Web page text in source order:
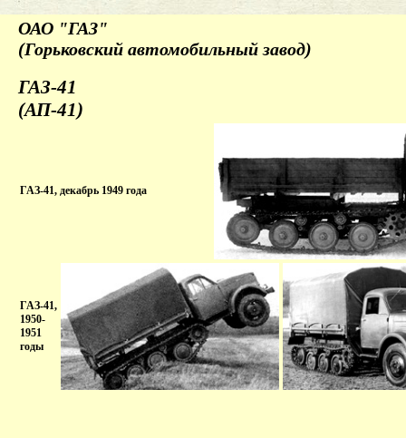
ОАО "ГАЗ"
(Горьковский автомобильный завод)
ГАЗ-41
(АП-41)
ГАЗ-41, декабрь 1949 года
ГАЗ-41,
1950-
1951
годы